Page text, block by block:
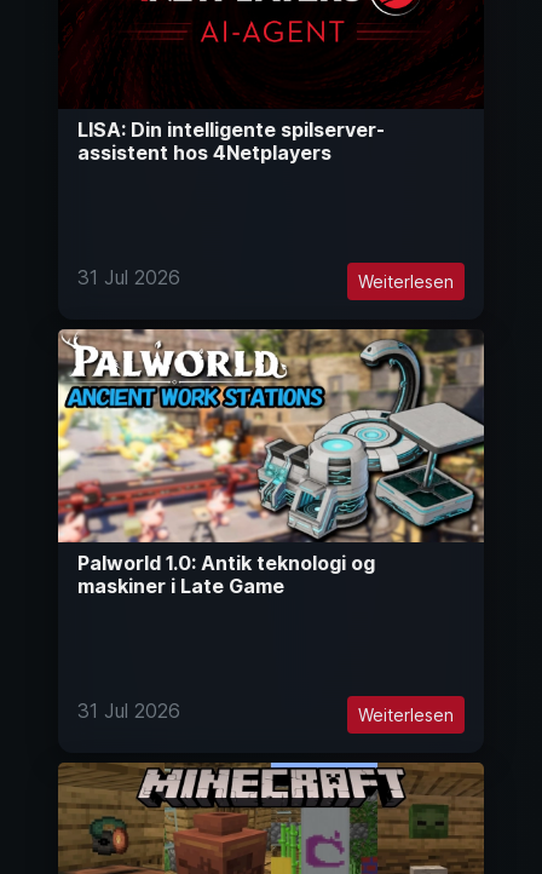
LISA: Din intelligente spilserver-
assistent hos 4Netplayers
31 Jul 2026 Weiterlesen
Palworld 1.0: Antik teknologi og
maskiner i Late Game
31 Jul 2026 Weiterlesen